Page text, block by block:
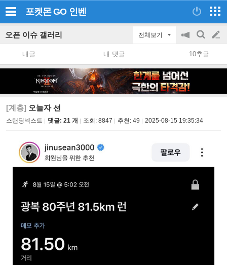
포켓몬 GO 인벤
오픈 이슈 갤러리 전체보기
공
지
on/off
검
색
글
쓰
내글 내 댓글 10추글
[계층] 오늘자 션
스탠딩넥스트 댓글: 21 개 조회: 8847 추천: 49 2025-08-15 19:35:34